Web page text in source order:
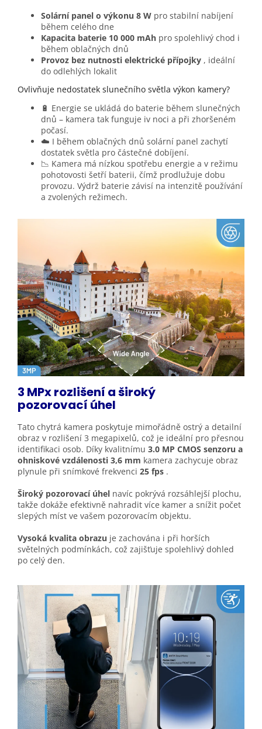
Solární panel o výkonu 8 W pro stabilní nabíjení
během celého dne
Kapacita baterie 10 000 mAh pro spolehlivý chod i
během oblačných dnů
Provoz bez nutnosti elektrické přípojky , ideální
do odlehlých lokalit
Ovlivňuje nedostatek slunečního světla výkon kamery?
🔋 Energie se ukládá do baterie během slunečných
dnů – kamera tak funguje iv noci a při zhoršeném
počasí.
☁️ I během oblačných dnů solární panel zachytí
dostatek světla pro částečné dobíjení.
📉 Kamera má nízkou spotřebu energie a v režimu
pohotovosti šetří baterii, čímž prodlužuje dobu
provozu. Výdrž baterie závisí na intenzitě používání
a zvolených režimech.
3 MPx rozlišení a široký
pozorovací úhel
Tato chytrá kamera poskytuje mimořádně ostrý a detailní
obraz v rozlišení 3 megapixelů, což je ideální pro přesnou
identifikaci osob. Díky kvalitnímu 3.0 MP CMOS senzoru a
ohniskové vzdálenosti 3,6 mm kamera zachycuje obraz
plynule při snímkové frekvenci 25 fps .
Široký pozorovací úhel navíc pokrývá rozsáhlejší plochu,
takže dokáže efektivně nahradit více kamer a snížit počet
slepých míst ve vašem pozorovacím objektu.
Vysoká kvalita obrazu je zachována i při horších
světelných podmínkách, což zajišťuje spolehlivý dohled
po celý den.